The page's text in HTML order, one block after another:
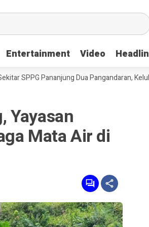
Entertainment Video
Entertainment Video
Pananjung Dua Pangandaran, Keluhkan
Yayasan
Mata Air di